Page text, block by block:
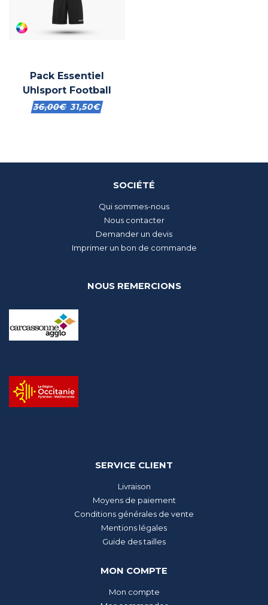
Pack Essentiel
Uhlsport Football
36,00€ 31,50€
SOCIÉTÉ
Qui sommes-nous
Nous contacter
Demander un devis
Imprimer un bon de commande
NOUS REMERCIONS
SERVICE CLIENT
Livraison
Moyens de paiement
Conditions générales de vente
Mentions légales
Guide des tailles
MON COMPTE
Mon compte